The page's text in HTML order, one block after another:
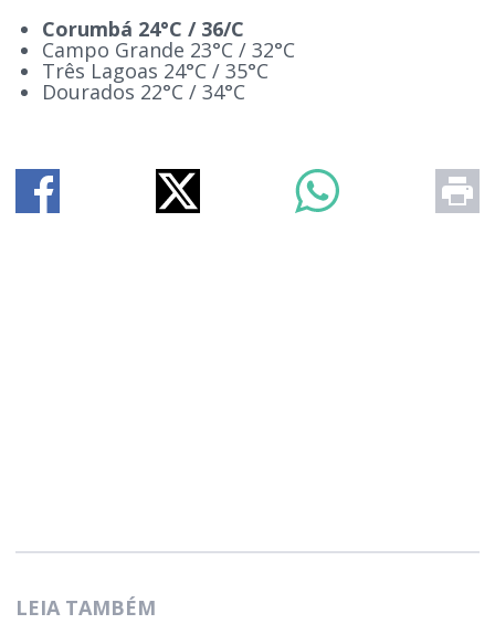
Corumbá 24°C / 36/C
Campo Grande 23°C / 32°C
Três Lagoas 24°C / 35°C
Dourados 22°C / 34°C
LEIA TAMBÉM